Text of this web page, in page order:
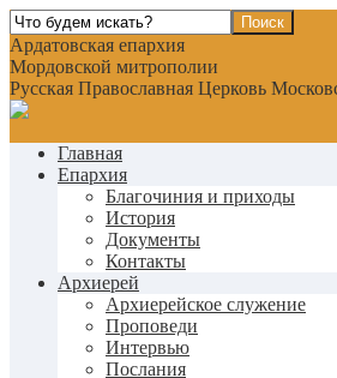
Ардатовская епархия
Мордовской митрополии
Русская Православная Церковь
Главная
Епархия
Благочиния и приходы
История
Документы
Контакты
Архиерей
Архиерейское служение
Проповеди
Интервью
Послания